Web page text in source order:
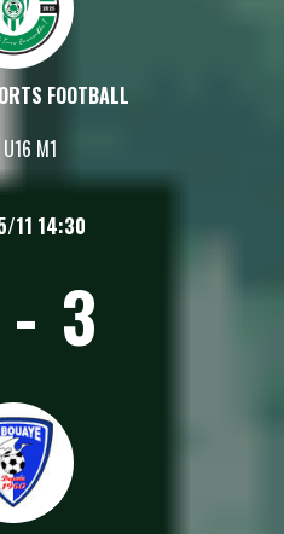
FOOTBALL
U16 M1
11 14:30
- 3